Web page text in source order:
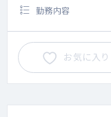
勤務内容
お気に入り